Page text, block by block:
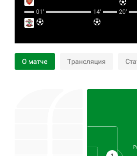
01‎’‎ 14‎’‎ 20‎’‎
О матче Трансляция